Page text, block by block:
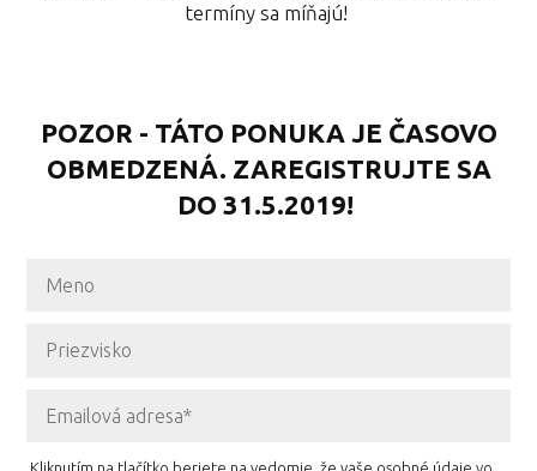
termíny sa míňajú!
POZOR - TÁTO PONUKA JE ČASOVO
OBMEDZENÁ. ZAREGISTRUJTE SA
DO 31.5.2019!
Kliknutím na tlačítko beriete na vedomie, že vaše osobné údaje vo